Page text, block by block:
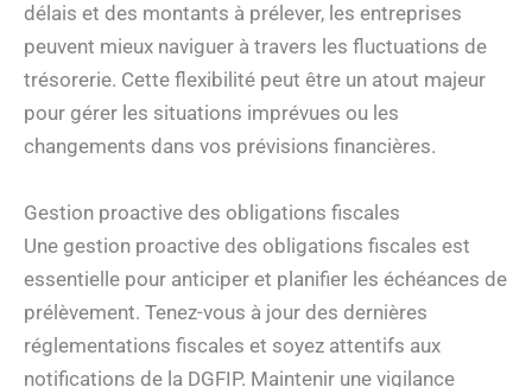
délais et des montants à prélever, les entreprises
peuvent mieux naviguer à travers les fluctuations de
trésorerie. Cette flexibilité peut être un atout majeur
pour gérer les situations imprévues ou les
changements dans vos prévisions financières.
Gestion proactive des obligations fiscales
Une gestion proactive des obligations fiscales est
essentielle pour anticiper et planifier les échéances de
prélèvement. Tenez-vous à jour des dernières
réglementations fiscales et soyez attentifs aux
notifications de la DGFIP. Maintenir une vigilance